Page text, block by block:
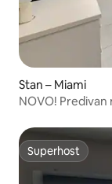
Stan – Miami
NOVO!
Superhost
Superhost